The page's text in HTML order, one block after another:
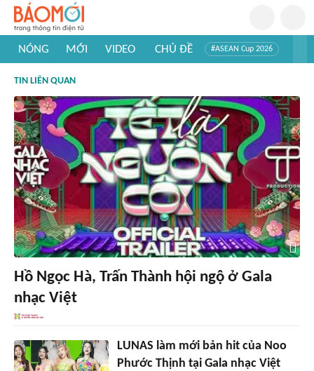
NÓNG MỚI VIDEO CHỦ ĐỀ #ASEAN Cup 2026
#Khám phá thế giới
TIN LIÊN QUAN
Hồ Ngọc Hà, Trấn Thành hội ngộ ở Gala
nhạc Việt
LUNAS làm mới bản hit của Noo
Phước Thịnh tại Gala nhạc Việt